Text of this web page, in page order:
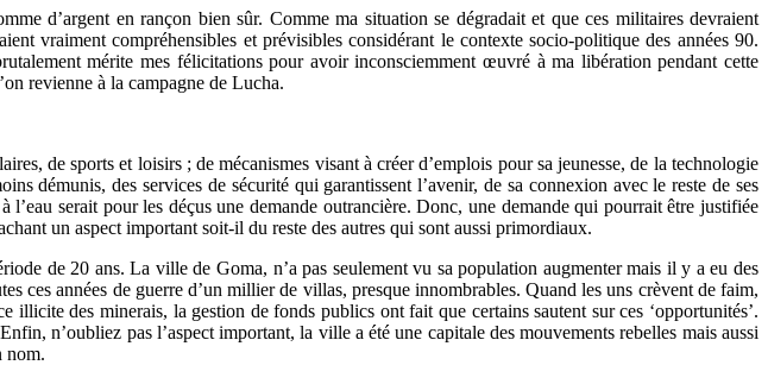
d’argent en rançon bien sûr. Comme ma situation se dégradait et que ces militaires devraient
vraiment compréhensibles et prévisibles considérant le contexte socio-politique des années 90.
mérite mes félicitations pour avoir inconsciemment œuvré à ma libération pendant cette
revienne à la campagne de Lucha.
de sports et loisirs ; de mécanismes visant à créer d’emplois pour sa jeunesse, de la technologie
démunis, des services de sécurité qui garantissent l’avenir, de sa connexion avec le reste de ses
serait pour les déçus une demande outrancière. Donc, une demande qui pourrait être justifiée
un aspect important soit-il du reste des autres qui sont aussi primordiaux.
de 20 ans. La ville de Goma, n’a pas seulement vu sa population augmenter mais il y a eu des
ces années de guerre d’un millier de villas, presque innombrables. Quand les uns crèvent de faim,
des minerais, la gestion de fonds publics ont fait que certains sautent sur ces ‘opportunités’.
n’oubliez pas l’aspect important, la ville a été une capitale des mouvements rebelles mais aussi
nom.